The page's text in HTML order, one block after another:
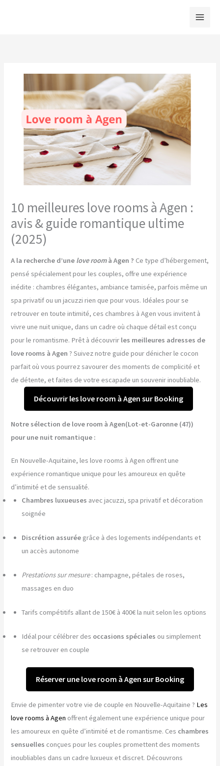
10 meilleures love rooms à Agen :
avis & guide romantique ultime
(2025)
A la recherche d’une love roomà Agen ? Ce type d’hébergement,
pensé spécialement pour les couples, offre une expérience
inédite : chambres élégantes, ambiance tamisée, parfois même un
spa privatif ou un jacuzzi rien que pour vous. Idéales pour se
retrouver en toute intimité, ces chambres à Agen vous invitent à
vivre une nuit unique, dans un cadre où chaque détail est conçu
pour le romantisme. Prêt à découvrir les meilleures adresses de
love rooms à Agen ? Suivez notre guide pour dénicher le cocon
parfait où vous pourrez savourer des moments de complicité et
de détente, et faites de votre escapade un souvenir inoubliable.
Découvrir les love room à Agen sur Booking
Notre sélection de love room à Agen(Lot-et-Garonne (47))
pour une nuit romantique :
En Nouvelle-Aquitaine, les love rooms à Agen offrent une
expérience romantique unique pour les amoureux en quête
d’intimité et de sensualité.
Chambres luxueuses avec jacuzzi, spa privatif et décoration
soignée
Discrétion assurée grâce à des logements indépendants et
un accès autonome
Prestations sur mesure: champagne, pétales de roses,
massages en duo
Tarifs compétitifs allant de 150€ à 400€ la nuit selon les options
Idéal pour célébrer des occasions spéciales ou simplement
se retrouver en couple
Réserver une love room à Agen sur Booking
Envie de pimenter votre vie de couple en Nouvelle-Aquitaine ? Les
love rooms à Agen offrent également une expérience unique pour
les amoureux en quête d’intimité et de romantisme. Ces chambres
sensuelles conçues pour les couples promettent des moments
inoubliables dans un cadre luxueux et discret. Découvrons